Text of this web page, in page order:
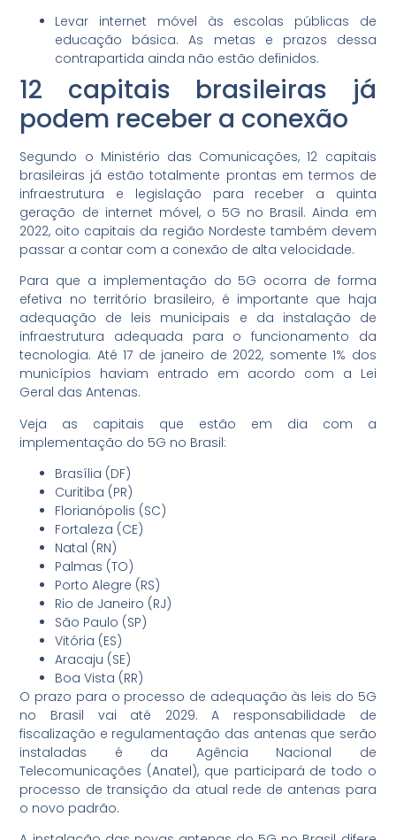
Levar internet móvel às escolas públicas de
educação básica. As metas e prazos dessa
contrapartida ainda não estão definidos.
12 capitais brasileiras já
podem receber a conexão
Segundo o Ministério das Comunicações, 12 capitais
brasileiras já estão totalmente prontas em termos de
infraestrutura e legislação para receber a quinta
geração de internet móvel, o 5G no Brasil. Ainda em
2022, oito capitais da região Nordeste também devem
passar a contar com a conexão de alta velocidade.
Para que a implementação do 5G ocorra de forma
efetiva no território brasileiro, é importante que haja
adequação de leis municipais e da instalação de
infraestrutura adequada para o funcionamento da
tecnologia. Até 17 de janeiro de 2022, somente 1% dos
municípios haviam entrado em acordo com a Lei
Geral das Antenas.
Veja as capitais que estão em dia com a
implementação do 5G no Brasil:
Brasília (DF)
Curitiba (PR)
Florianópolis (SC)
Fortaleza (CE)
Natal (RN)
Palmas (TO)
Porto Alegre (RS)
Rio de Janeiro (RJ)
São Paulo (SP)
Vitória (ES)
Aracaju (SE)
Boa Vista (RR)
O prazo para o processo de adequação às leis do 5G
no Brasil vai até 2029. A responsabilidade de
fiscalização e regulamentação das antenas que serão
instaladas é da Agência Nacional de
Telecomunicações (Anatel), que participará de todo o
processo de transição da atual rede de antenas para
o novo padrão.